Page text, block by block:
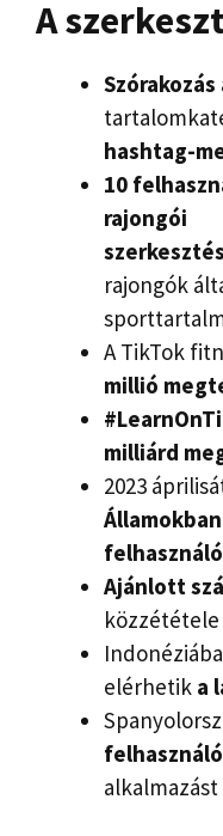
A
Szórakozás
hashtag-
10
rajongói
rajongók
A TikTok
millió
milliárd
2023
Ajánlott
közzététele
elérhetik a